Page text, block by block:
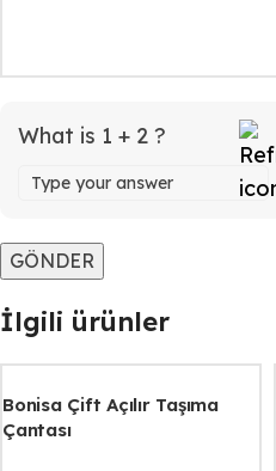
What is 1 + 2 ?
İlgili ürünler
Bonisa Çift Açılır Taşıma
Çantası